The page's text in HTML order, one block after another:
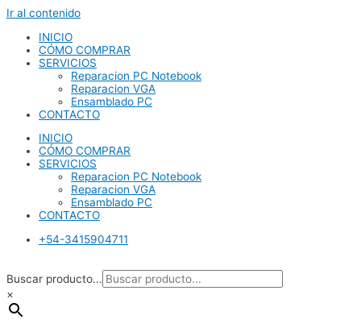
Ir al contenido
INICIO
CÓMO COMPRAR
SERVICIOS
Reparacion PC Notebook
Reparacion VGA
Ensamblado PC
CONTACTO
INICIO
CÓMO COMPRAR
SERVICIOS
Reparacion PC Notebook
Reparacion VGA
Ensamblado PC
CONTACTO
+54-3415904711
Buscar producto...
×